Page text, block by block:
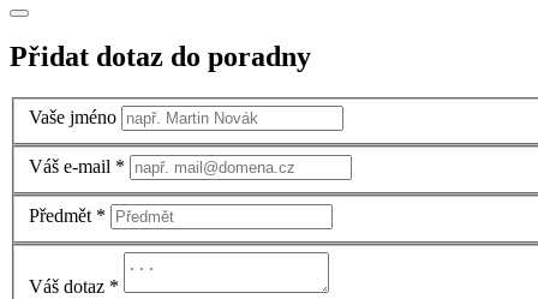
Přidat dotaz do poradny
Vaše jméno
Váš e-mail *
Předmět *
Váš dotaz *